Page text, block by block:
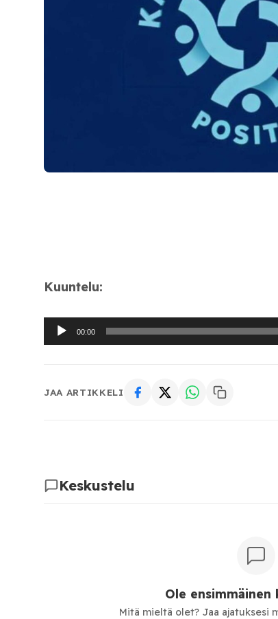
Kuuntelu:
Äänitoistin
00:00
JAA ARTIKKELI
Keskustelu
Ole ensimmäinen
Mitä mieltä olet? Jaa ajatuksesi